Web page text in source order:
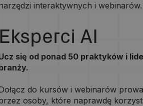
interaktywnych i webinarów.
Eksperci AI
się od ponad 50 praktyków i
do kursów i webinarów
osoby, które naprawdę